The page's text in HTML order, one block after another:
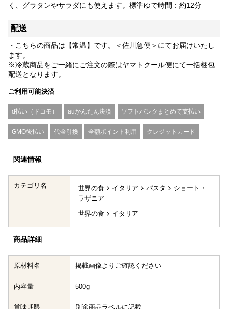
く、グラタンやサラダにも使えます。標準ゆで時間：約12分
配送
・こちらの商品は【常温】です。＜佐川急便＞にてお届けいたし
ます。
※冷蔵商品をご一緒にご注文の際はヤマトクール便にて一括梱包
配送となります。
ご利用可能決済
d払い（ドコモ） auかんたん決済 ソフトバンクまとめて支払い
GMO後払い 代金引換 全額ポイント利用 クレジットカード
関連情報
カテゴリ名 世界の食 イタリア パスタ
ショート・
ラザニア
世界の食
イタリア
商品詳細
原材料名 掲載画像よりご確認ください
内容量 500g
賞味期限 別途商品ラベルに記載